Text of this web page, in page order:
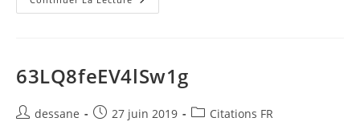
63LQ8feEV4lSw1g
Auteur/autrice
dessane
Publication
27 juin 2019
PostCitations FR